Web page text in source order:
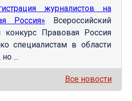
журналистов на
Россия» Всероссийский
конкурс Правовая Россия
специалистам в области
...
Все новости